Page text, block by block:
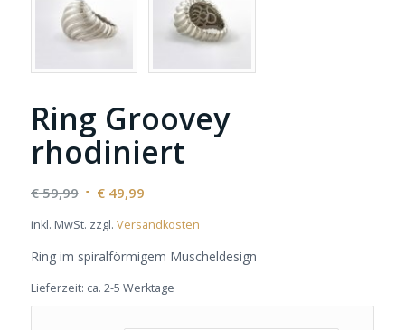
Ring Groovey
rhodiniert
€59,99 Ursprünglicher
war:
€ 59,99
€49,99Aktueller
ist:
€ 49,99.
inkl. MwSt. zzgl. Versandkosten
Ring im spiralförmigem Muscheldesign
Lieferzeit: ca. 2-5 Werktage